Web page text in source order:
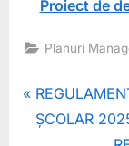
Proiect de
Planuri
în
P
rȘCOLAR